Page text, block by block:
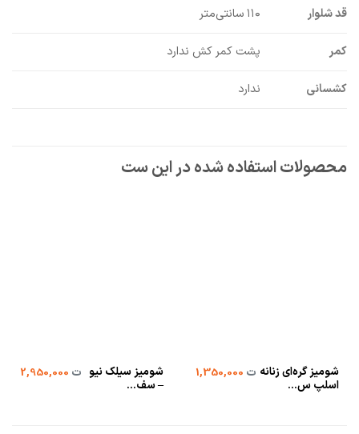
قد شلوار ۱۱۰ سانتی‌متر
کمر پشت کمر کش ندارد
کشسانی ندارد
شومیز گره‌ای زنانه
اسلپ س...
ت1,350,000
شومیز سیلک نیو
– سف...
ت2,950,000